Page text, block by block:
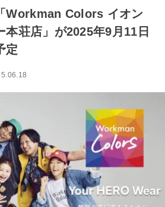
Workman Colors イオン
本荘店」が2025年9月11日
定